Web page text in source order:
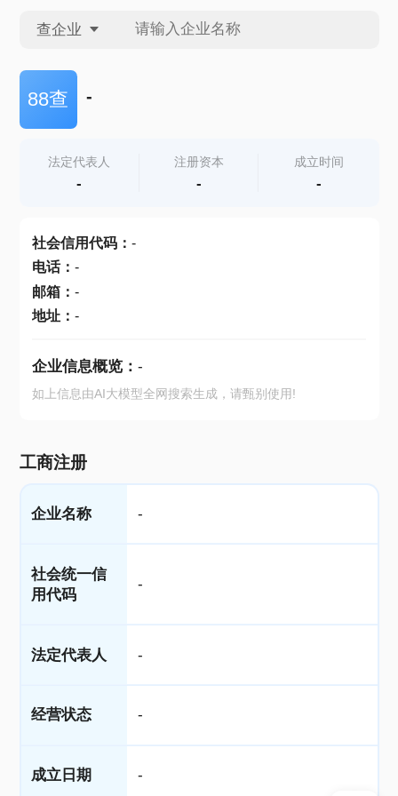
查企业
查企业
查产地
88查 -
法定代表人
-
注册资本
-
成立时间
-
社会信用代码： -
电话： -
邮箱： -
地址： -
企业信息概览： -
如上信息由AI大模型全网搜索生成，请甄别使用!
工商注册
企业名称 -
社会统一信
用代码
-
法定代表人 -
经营状态 -
成立日期 -